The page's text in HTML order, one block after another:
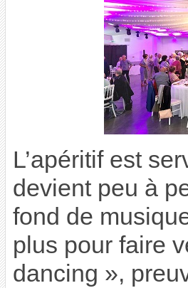
L’apéritif est
devient peu à
fond de
plus pour faire
dancing »,